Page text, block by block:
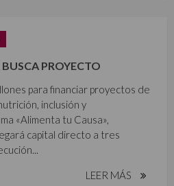
PROYECTO
para financiar proyectos de
inclusión y
«Alimenta tu Causa»,
capital directo a tres
LEER MÁS